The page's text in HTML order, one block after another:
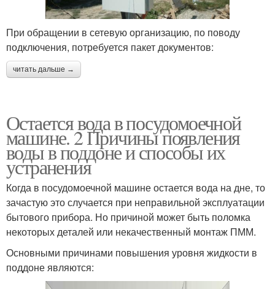
При обращении в сетевую организацию, по поводу
подключения, потребуется пакет документов:
читать дальше →
Остается вода в посудомоечной
машине. 2 Причины появления
воды в поддоне и способы их
устранения
Когда в посудомоечной машине остается вода на дне, то
зачастую это случается при неправильной эксплуатации
бытового прибора. Но причиной может быть поломка
некоторых деталей или некачественный монтаж ПММ.
Основными причинами повышения уровня жидкости в
поддоне являются: